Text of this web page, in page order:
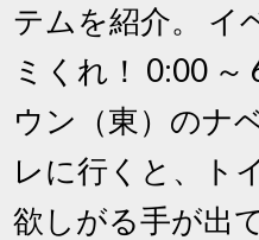
テムを紹介。 イ
ミくれ！ 0:00
ウン（東）のナ
レに行くと、ト
欲しがる手が出